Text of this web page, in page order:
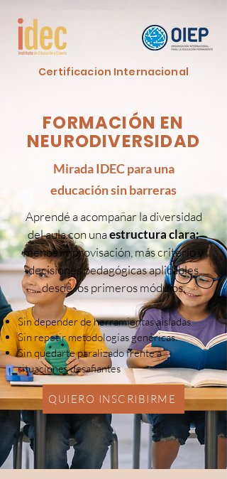
Certificacion Internacional
FORMACIÓN EN
NEURODIVERSIDAD
Mirada IDEC para una
educación sin barreras
Aprendé a acompañar la diversidad
del aula con unaestructura clara:
menos improvisación, más criterio y
decisiones pedagógicas aplicables
desde los primeros módulos.
Sin depender de herramientas aisladas.
Sin repetir metodologías genéricas.
Sin quedarte paralizado frente a
situaciones desafiantes
QUIERO INSCRIBIRME